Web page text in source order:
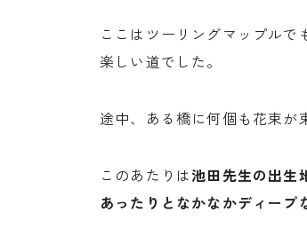
ここはツーリングマップル
楽しい道でした。
途中、ある橋に何個も花束が
このあたりは池田先生の出生
あったりとなかなかディープ